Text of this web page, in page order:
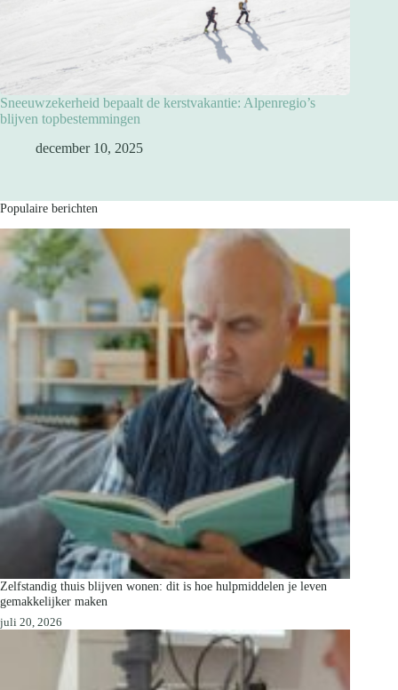
Sneeuwzekerheid bepaalt de kerstvakantie: Alpenregio’s
blijven topbestemmingen
december 10, 2025
Populaire berichten
Zelfstandig thuis blijven wonen: dit is hoe hulpmiddelen je leven
gemakkelijker maken
juli 20, 2026